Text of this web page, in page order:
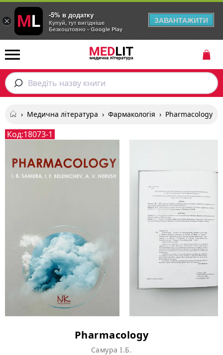
Введіть назву книги
› Медична література › Фармакологія › Pharmacology
Код:18073-1
Pharmacology
Самура І.Б.
×
-5% в додатку
Купуй, тут вигідніше
Безкоштовно - Google Play
ЗАВАНТАЖИТИ